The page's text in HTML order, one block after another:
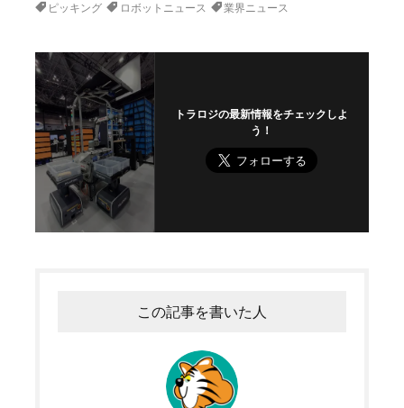
ピッキング ロボットニュース 業界ニュース
トラロジの最新情報をチェックしよ
う！
この記事を書いた人